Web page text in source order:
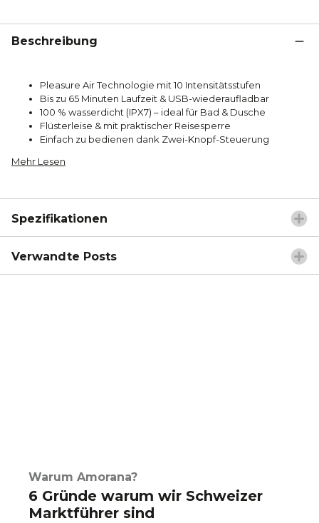
Beschreibung
Pleasure Air Technologie mit 10 Intensitätsstufen
Bis zu 65 Minuten Laufzeit & USB-wiederaufladbar
100 % wasserdicht (IPX7) – ideal für Bad & Dusche
Flüsterleise & mit praktischer Reisesperre
Einfach zu bedienen dank Zwei-Knopf-Steuerung
Mehr Lesen
Spezifikationen
Verwandte Posts
Warum Amorana?
6 Gründe warum wir Schweizer
Marktführer sind